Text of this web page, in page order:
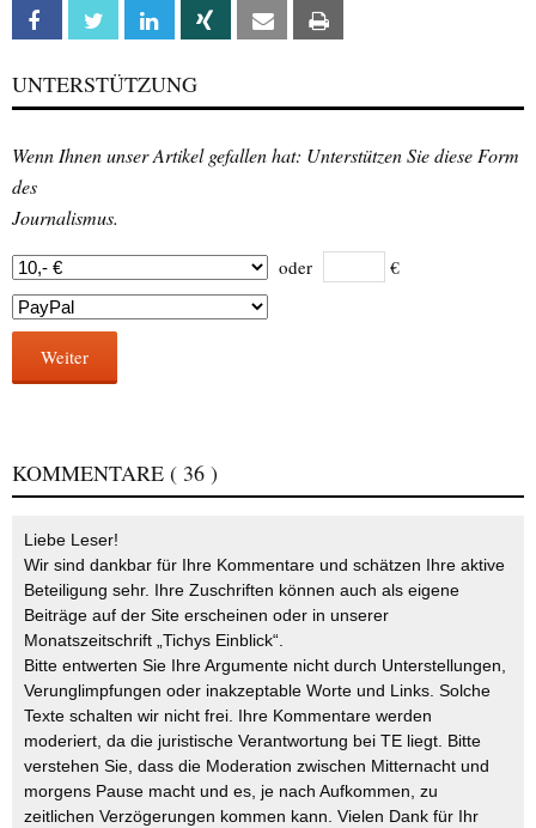
Facebook Twitter Linkedin Xing Email
UNTERSTÜTZUNG
Wenn Ihnen unser Artikel gefallen hat: Unterstützen Sie diese Form
des
Journalismus.
oder €
Weiter
KOMMENTARE ( 36 )
Liebe Leser!
Wir sind dankbar für Ihre Kommentare und schätzen Ihre aktive
Beteiligung sehr. Ihre Zuschriften können auch als eigene
Beiträge auf der Site erscheinen oder in unserer
Monatszeitschrift „Tichys Einblick“.
Bitte entwerten Sie Ihre Argumente nicht durch Unterstellungen,
Verunglimpfungen oder inakzeptable Worte und Links. Solche
Texte schalten wir nicht frei. Ihre Kommentare werden
moderiert, da die juristische Verantwortung bei TE liegt. Bitte
verstehen Sie, dass die Moderation zwischen Mitternacht und
morgens Pause macht und es, je nach Aufkommen, zu
zeitlichen Verzögerungen kommen kann. Vielen Dank für Ihr